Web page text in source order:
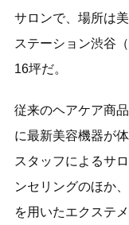
サロンで、場所は
ステーション渋谷
16坪だ。
従来のヘアケア商
に最新美容機器が
スタッフによるサ
ンセリングのほか
を用いたエクステ